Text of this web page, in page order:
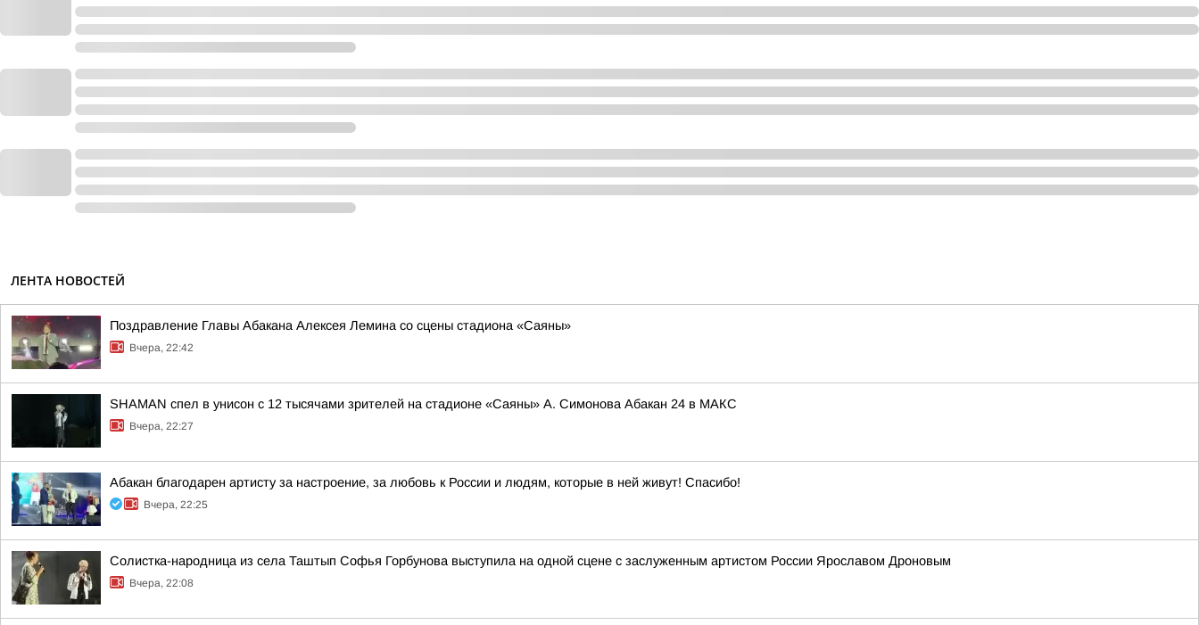
ЛЕНТА НОВОСТЕЙ
Поздравление Главы Абакана Алексея Лемина со сцены стадиона «Саяны»
Вчера, 22:42
SHAMAN спел в унисон с 12 тысячами зрителей на стадионе «Саяны» А. Симонова Абакан 24 в МАКС
Вчера, 22:27
Абакан благодарен артисту за настроение, за любовь к России и людям, которые в ней живут! Спасибо!
Вчера, 22:25
Солистка-народница из села Таштып Софья Горбунова выступила на одной сцене с заслуженным артистом России Ярославом Дроновым
Вчера, 22:08